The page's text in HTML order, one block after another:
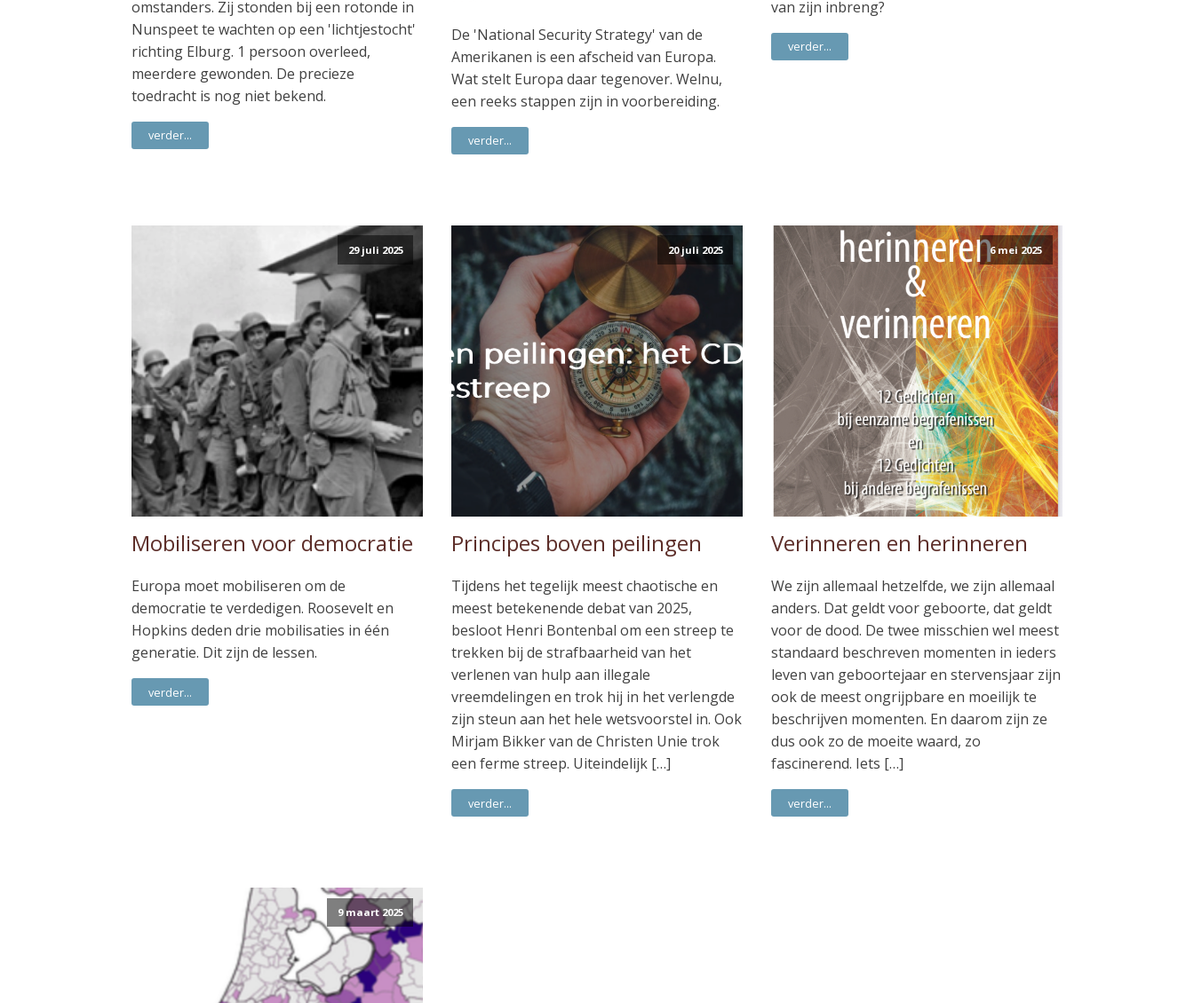
omstanders. Zij stonden bij een rotonde in
Nunspeet te wachten op een 'lichtjestocht'
richting Elburg. 1 persoon overleed,
meerdere gewonden. De precieze
toedracht is nog niet bekend.
verder...
De 'National Security Strategy' van de
Amerikanen is een afscheid van Europa.
Wat stelt Europa daar tegenover. Welnu,
een reeks stappen zijn in voorbereiding.
verder...
van zijn inbreng?
verder...
29 juli 2025
Mobiliseren voor democratie
Europa moet mobiliseren om de
democratie te verdedigen. Roosevelt en
Hopkins deden drie mobilisaties in één
generatie. Dit zijn de lessen.
verder...
20 juli 2025
Principes boven peilingen
Tijdens het tegelijk meest chaotische en
meest betekenende debat van 2025,
besloot Henri Bontenbal om een streep te
trekken bij de strafbaarheid van het
verlenen van hulp aan illegale
vreemdelingen en trok hij in het verlengde
zijn steun aan het hele wetsvoorstel in. Ook
Mirjam Bikker van de Christen Unie trok
een ferme streep. Uiteindelijk […]
verder...
6 mei 2025
Verinneren en herinneren
We zijn allemaal hetzelfde, we zijn allemaal
anders. Dat geldt voor geboorte, dat geldt
voor de dood. De twee misschien wel meest
standaard beschreven momenten in ieders
leven van geboortejaar en stervensjaar zijn
ook de meest ongrijpbare en moeilijk te
beschrijven momenten. En daarom zijn ze
dus ook zo de moeite waard, zo
fascinerend. Iets […]
verder...
9 maart 2025